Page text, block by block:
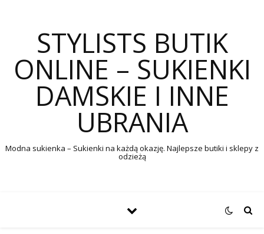
STYLISTS BUTIK
ONLINE – SUKIENKI
DAMSKIE I INNE
UBRANIA
Modna sukienka – Sukienki na każdą okazję. Najlepsze butiki i sklepy z
odzieżą